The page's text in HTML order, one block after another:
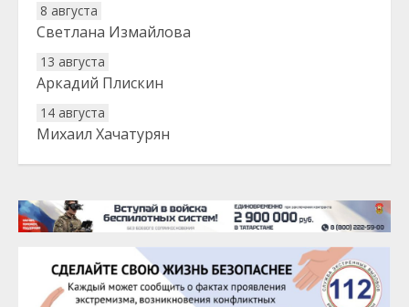
8 августа
Светлана Измайлова
13 августа
Аркадий Плискин
14 августа
Михаил Хачатурян
20 августа
22 августа
Евгений Ефимов
25 августа
Сэсэгма Бубеева